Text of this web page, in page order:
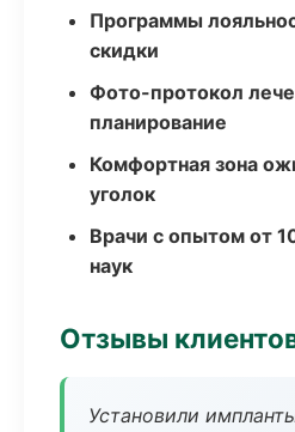
Программы
скидки
Фото-протокол
планирование
Комфортная зона
уголок
Врачи с опытом от
наук
Отзывы
Установили